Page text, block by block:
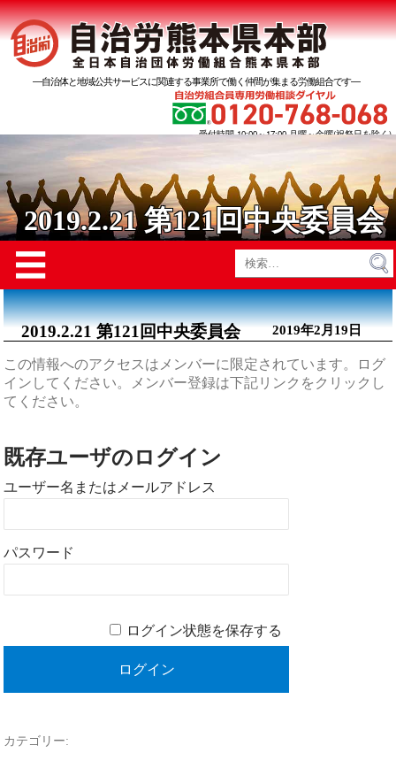
―自治体と地域公共サービスに関連する事業所で働く仲間が集まる労働組合です―
受付時間 10:00～17:00 月曜～金曜(祝祭日を除く)
2019.2.21 第121回中央委員会
☰
検
索:
2019.2.21 第121回中央委員会 2019年2月19日
この情報へのアクセスはメンバーに限定されています。ログ
インしてください。メンバー登録は下記リンクをクリックし
てください。
既存ユーザのログイン
ユーザー名またはメールアドレス
パスワード
ログイン状態を保存する
カテゴリー: